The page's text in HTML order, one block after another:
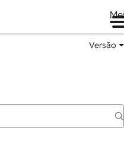
Versão